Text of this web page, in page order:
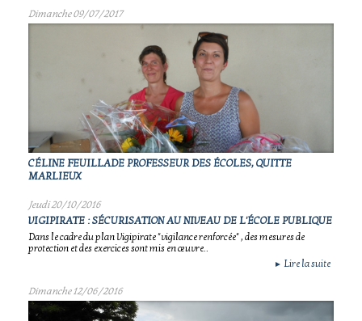
Dimanche 09/07/2017
CÉLINE FEUILLADE PROFESSEUR DES ÉCOLES, QUITTE
MARLIEUX
Jeudi 20/10/2016
VIGIPIRATE : SÉCURISATION AU NIVEAU DE L'ÉCOLE PUBLIQUE
Dans le cadre du plan Vigipirate "vigilance renforcée" , des mesures de
protection et des exercices sont mis en œuvre..
► Lire la suite
Dimanche 12/06/2016